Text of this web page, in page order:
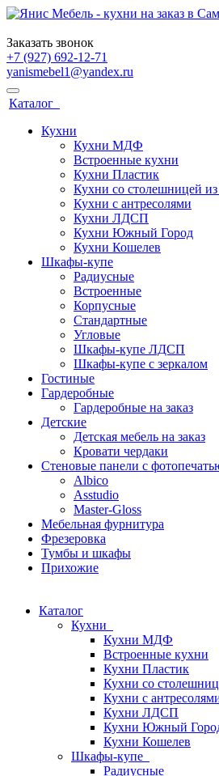
Заказать звонок
+7 (927) 692-12-71
yanismebel1@yandex.ru
Каталог
Кухни
Кухни МДФ
Встроенные кухни
Кухни Пластик
Кухни со столешницей
Кухни с антресолями
Кухни ЛДСП
Кухни Южный Город
Кухни Кошелев
Шкафы-купе
Радиусные
Встроенные
Корпусные
Стандартные
Угловые
Шкафы-купе ЛДСП
Шкафы-купе с зеркалом
Гостиные
Гардеробные
Гардеробные на заказ
Детские
Детская мебель на заказ
Кровати чердаки
Стеновые панели с
Albico
Asstudio
Master-Gloss
Мебельная фурнитура
Фрезеровка
Тумбы и шкафы
Прихожие
Каталог
Кухни
Кухни МДФ
Встроенные кухни
Кухни Пластик
Кухни со
Кухни с
Кухни ЛДСП
Кухни Южный
Кухни Кошелев
Шкафы-купе
Радиусные